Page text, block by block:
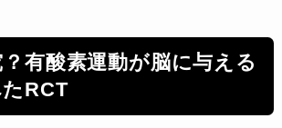
有酸素運動が脳に与える
RCT